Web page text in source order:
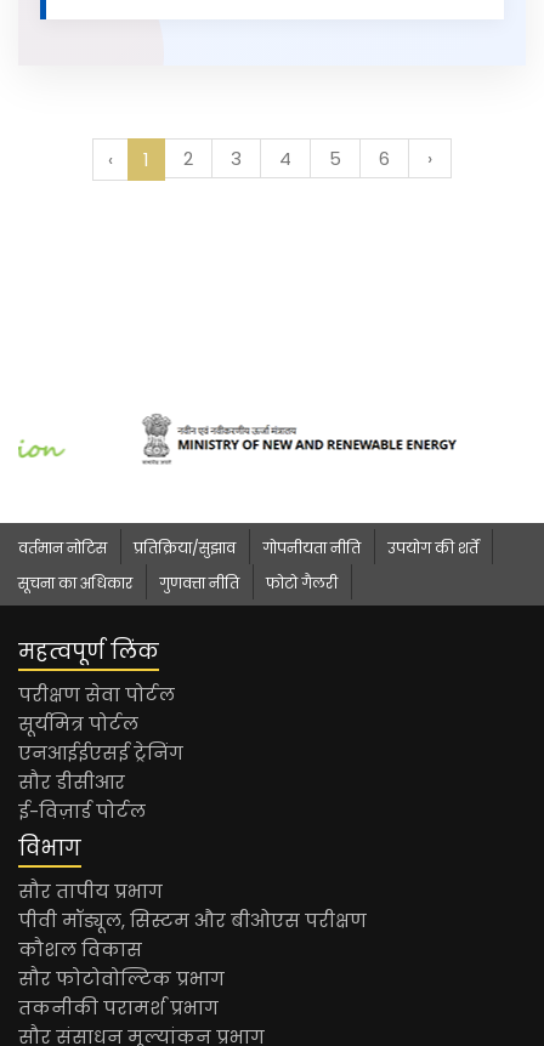
‹ 1 2 3 4 5 6 ›
वर्तमान नोटिस प्रतिक्रिया/सुझाव गोपनीयता नीति
उपयोग की शर्तें
सूचना का अधिकार
गुणवत्ता नीति फोटो गैलरी
महत्वपूर्ण लिंक
परीक्षण सेवा पोर्टल
सूर्यमित्र पोर्टल
एनआईईएसई ट्रेनिंग
सौर डीसीआर
ई-विज़ार्ड पोर्टल
विभाग
सौर तापीय प्रभाग
पीवी मॉड्यूल, सिस्टम और बीओएस परीक्षण
कौशल विकास
सौर फोटोवोल्टिक प्रभाग
तकनीकी परामर्श प्रभाग
सौर संसाधन मूल्यांकन प्रभाग